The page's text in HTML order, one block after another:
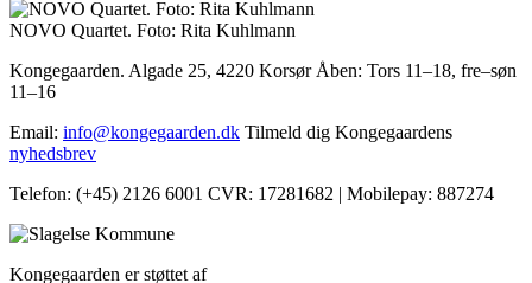
NOVO Quartet. Foto: Rita Kuhlmann
Kongegaarden. Algade 25, 4220 Korsør Åben: Tors 11–18, fre–søn
11–16
Email: info@kongegaarden.dk Tilmeld dig Kongegaardens
nyhedsbrev
Telefon: (+45) 2126 6001 CVR: 17281682 | Mobilepay: 887274
Kongegaarden er støttet af